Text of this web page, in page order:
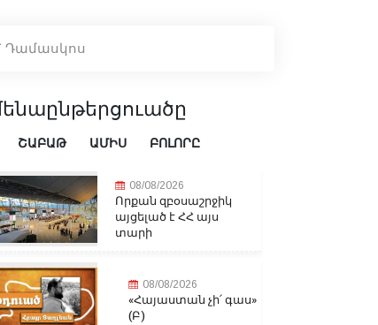
Դամասկոս
ՇԱԲԱԹ ԱՄԻՍ ԲՈԼՈՐԸ
08/08/2026
Որքան զբօսաշրջիկ
այցելած է ՀՀ այս
տարի
08/08/2026
«Հայաստան չի՛ գաս»
(Բ)